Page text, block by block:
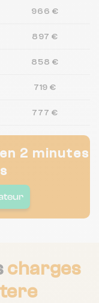
966 €
897 €
858 €
719 €
777 €
2 minutes
charges